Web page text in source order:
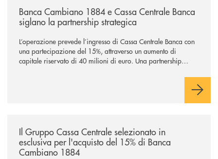
Banca Cambiano 1884 e Cassa Centrale Banca
siglano la partnership strategica
L’operazione prevede l’ingresso di Cassa Centrale Banca con
una partecipazione del 15%, attraverso un aumento di
capitale riservato di 40 milioni di euro. Una partnership
comuni e sulla prossimità ai territori, per ampliare l’offerta e
Il Gruppo Cassa Centrale selezionato in
esclusiva per l'acquisto del 15% di Banca
Cambiano 1884